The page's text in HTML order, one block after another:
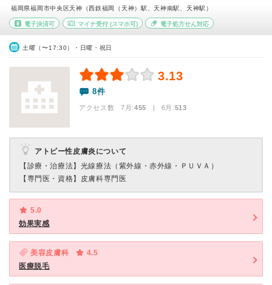
福岡県福岡市中央区天神（西鉄福岡（天神）駅、天神南駅、天神駅）
電子決済可 マイナ受付(スマホ可) 電子処方せん対応
土曜（〜17:30）・日曜・祝日
3.13
8件
アクセス数 7月:455 | 6月:513
アトピー性皮膚炎について
【診療・治療法】 光線療法（紫外線・赤外線・ＰＵＶＡ）
【専門医・資格】 皮膚科専門医
5.0
効果実感
美容皮膚科
4.5
医療脱毛